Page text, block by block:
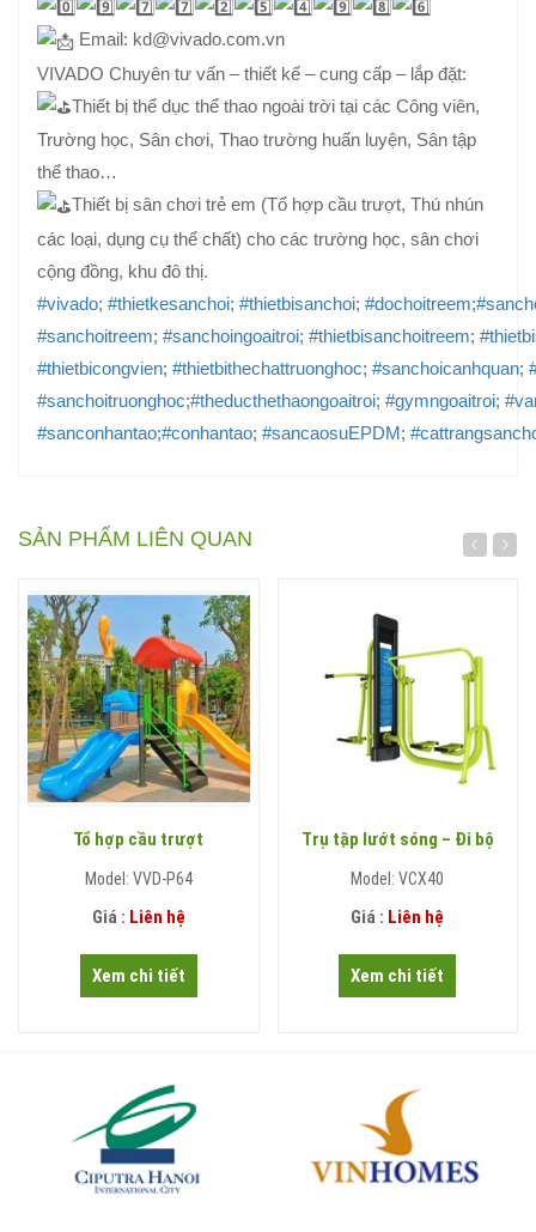
Email: kd@vivado.com.vn
VIVADO Chuyên tư vấn – thiết kế – cung cấp – lắp đặt:
Thiết bị thể dục thể thao ngoài trời tại các Công viên,
Trường học, Sân chơi, Thao trường huấn luyện, Sân tập
thể thao…
Thiết bị sân chơi trẻ em (Tổ hợp cầu trượt, Thú nhún
các loại, dụng cụ thể chất) cho các trường học, sân chơi
cộng đồng, khu đô thị.
#vivado; #thietkesanchoi; #thietbisanchoi; #dochoitreem;
#sanchoitreem; #sanchoingoaitroi; #thietbisanchoitreem;
#thietbicongvien; #thietbithechattruonghoc; #sanchoicanhquan;
#sanchoitruonghoc;#theducthethaongoaitroi; #gymngoaitroi;
#sanconhantao;#conhantao; #sancaosuEPDM;
SẢN PHẨM LIÊN QUAN
Tổ hợp cầu trượt
Model: VVD-P64
Giá : Liên hệ
Xem chi tiết
Trụ tập lướt sóng – Đi bộ
Model: VCX40
Giá : Liên hệ
Xem chi tiết